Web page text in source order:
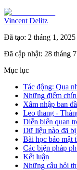
Vincent Delitz
Đã tạo: 2 tháng 1, 2025
Đã cập nhật: 28 tháng
Mục lục
Tác động: Qua
Những điểm
Xâm nhập ban
Leo thang -
Diễn biến quan
Dữ liệu nào đã
Bài học bảo mật
Các biện pháp
Kết luận
Những câu hỏi